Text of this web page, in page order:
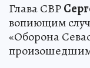
Глава СВР
вопиющим
«Оборона